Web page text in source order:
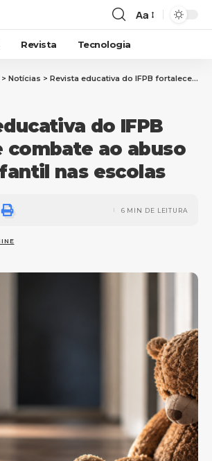
Aa
Revista Tecnologia
> Notícias > Revista educativa do IFPB fortalece combate ao abuso sexual infantil nas escolas
do IFPB
ao abuso
nas escolas
6 MIN DE LEITURA